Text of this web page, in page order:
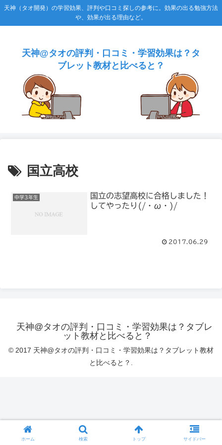
天神（タオ開発）の学習効果、評判や口コミ探しの参考に。効果の出る勉強方法
や、効果が出る理由など。
天神@タオの評判・口コミ・学習効果は？タ
ブレット教材と比べると？
国立高校
中学3年生
国立の志望高校に合格しました！
してやったり(/・ω・)/
2017.06.29
天神@タオの評判・口コミ・学習効果は？タブレ
ット教材と比べると？
© 2017 天神@タオの評判・口コミ・学習効果は？タブレット教材
と比べると？.
ホーム 検索 トップ サイドバー